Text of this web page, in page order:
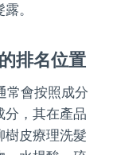
。
排名位置
常會按照成分
分，其在產品
樹皮療理洗髮